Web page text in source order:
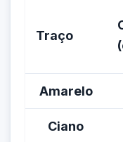
Traço
Amarelo
Ciano